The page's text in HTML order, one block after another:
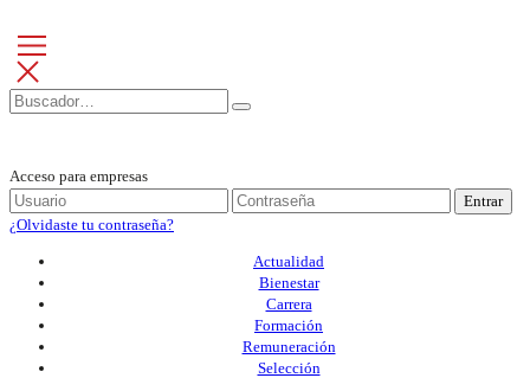
Acceso para empresas
Entrar
¿Olvidaste tu contraseña?
Actualidad
Bienestar
Carrera
Formación
Remuneración
Selección